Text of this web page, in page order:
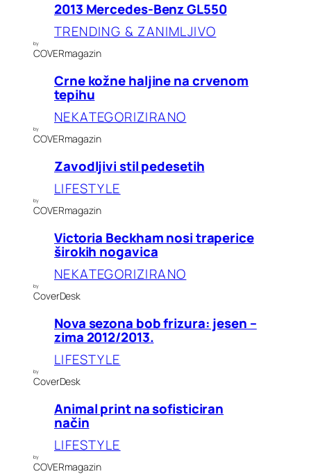
2013 Mercedes-Benz GL550
TRENDING & ZANIMLJIVO
by
COVERmagazin
Crne kožne haljine na crvenom
tepihu
NEKATEGORIZIRANO
by
COVERmagazin
Zavodljivi stil pedesetih
LIFESTYLE
by
COVERmagazin
Victoria Beckham nosi traperice
širokih nogavica
NEKATEGORIZIRANO
by
CoverDesk
Nova sezona bob frizura: jesen –
zima 2012/2013.
LIFESTYLE
by
CoverDesk
Animal print na sofisticiran
način
LIFESTYLE
by
COVERmagazin